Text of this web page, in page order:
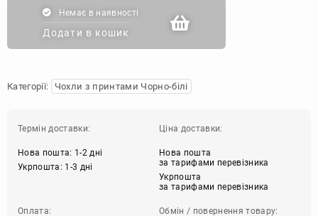
Немає в наявності
Додати в кошик
Категорії: Чохли з принтами Чорно-білі
Термін доставки:
Нова пошта: 1-2 дні
Укрпошта: 1-3 дні
Ціна доставки:
Нова пошта
за тарифами перевізника
Укрпошта
за тарифами перевізника
Оплата: Обмін / повернення товару: